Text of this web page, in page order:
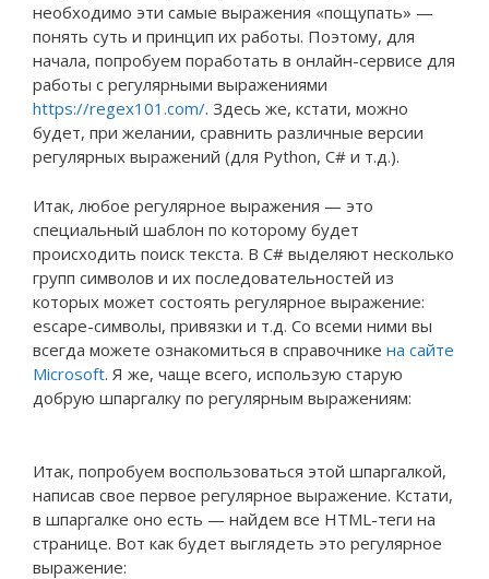
необходимо эти самые выражения «пощупать» —
понять суть и принцип их работы. Поэтому, для
начала, попробуем поработать в онлайн-сервисе для
работы с регулярными выражениями
https://regex101.com/. Здесь же, кстати, можно
будет, при желании, сравнить различные версии
регулярных выражений (для Python, C# и т.д.).
Итак, любое регулярное выражения — это
специальный шаблон по которому будет
происходить поиск текста. В C# выделяют несколько
групп символов и их последовательностей из
которых может состоять регулярное выражение:
escape-символы, привязки и т.д. Со всеми ними вы
всегда можете ознакомиться в справочнике на сайте
Microsoft. Я же, чаще всего, использую старую
добрую шпаргалку по регулярным выражениям:
Итак, попробуем воспользоваться этой шпаргалкой,
написав свое первое регулярное выражение. Кстати,
в шпаргалке оно есть — найдем все HTML-теги на
странице. Вот как будет выглядеть это регулярное
выражение: